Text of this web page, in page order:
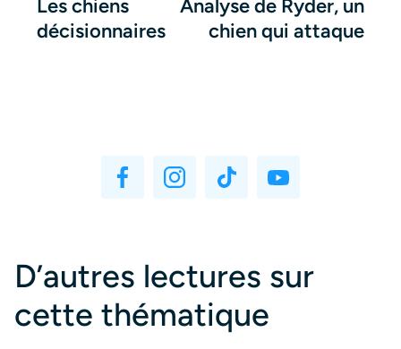
Les chiens
décisionnaires
Analyse de Ryder, un
chien qui attaque
D’autres lectures sur
cette thématique